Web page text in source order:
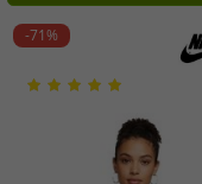
-71%